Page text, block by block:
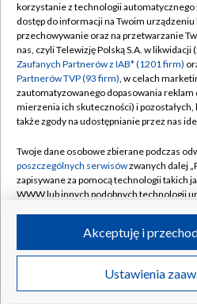
TVP
Abonament TVP
Emisja w TVP
Centrum informacji TVP
Naziemna Telewizja Cyfrowa
Rada Programowa
System NOS
Informacje o nadawcy
Program dla prasy
Ogłoszenie przetargowe
Polityka
Moje
Pomoc
©2026 Telewizja
korzystanie z technologii automatycznego
dostęp do informacji na Twoim
przechowywanie oraz na przetwarzanie
nas, czyli Telewizję Polską S.A. w likwidacji
Zaufanych Partnerów z IAB* (1201 firm)
Partnerów TVP (93 firm), w celach
zautomatyzowanego dopasowania
mierzenia ich skuteczności) i
także zgody na udostępnianie przez nas
Twoje dane osobowe zbierane podczas
poszczególnych serwisówzwanych dalej
zapisywane za pomocą technologii takich
WWW lub innych podobnych technologii
ruchu w Internecie.
Twoje dane osobowe zbierane podczas
poszczególnych serwisówna Portalu, takie
Ustawienia
Akceptuję i